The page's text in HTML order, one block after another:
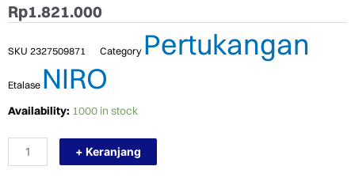
Rp1.821.000
SKU 2327509871 Category Pertukangan
Etalase NIRO
Availability: 1000 in stock
TERMURAH
GRANIT
X
+ Keranjang